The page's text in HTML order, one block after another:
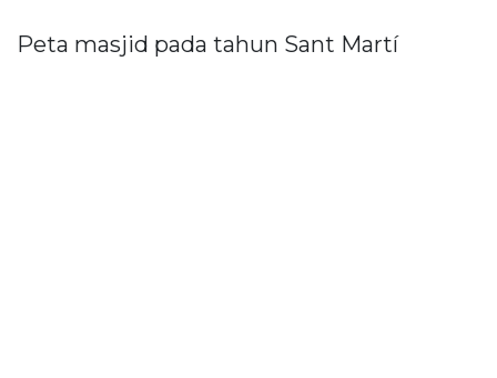
Peta masjid pada tahun Sant Martí